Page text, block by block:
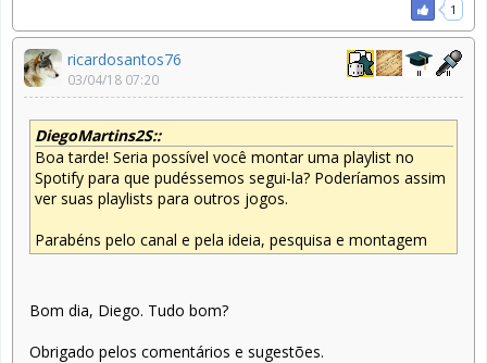
1
ricardosantos76
03/04/18 07:20
DiegoMartins2S::
Boa tarde! Seria possível você montar uma playlist no
Spotify para que pudéssemos segui-la? Poderíamos assim
ver suas playlists para outros jogos.
Parabéns pelo canal e pela ideia, pesquisa e montagem
Bom dia, Diego. Tudo bom?
Obrigado pelos comentários e sugestões.